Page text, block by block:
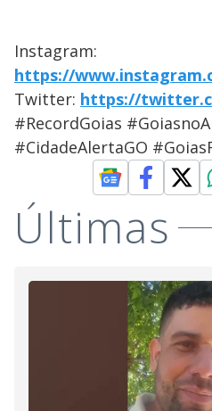
Instagram:
https://
Twitter: https://
#RecordGoias
#CidadeAlertaGO
Últimas